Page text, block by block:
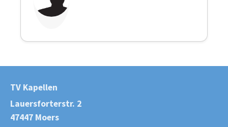
TV Kapellen
Lauersforterstr. 2
47447 Moers